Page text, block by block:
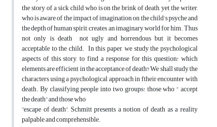
the story of a sick child who is on the brink of death, yet the writer,
who is aware of the impact of imagination on the child’s psyche and
the depth of human spirit, creates an imaginary world for him. Thus
not only is death not ugly and horrendous but it becomes
acceptable to the child. In this paper, we study the psychological
aspects of this story, to find a response for this question: which
elements are efficient in the acceptance of death? We shall study the
characters using a psychological approach in ftheir encounter with
death. By classifying people into two groups: those who “ accept
the death” and those who
”escape of death”, Schmitt presents a notion of death as a reality
palpable and comprehensible.